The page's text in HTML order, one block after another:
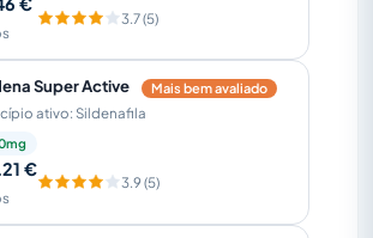
3.7 (5)
Super Active Mais bem avaliado
ativo: Sildenafila
€
3.9 (5)